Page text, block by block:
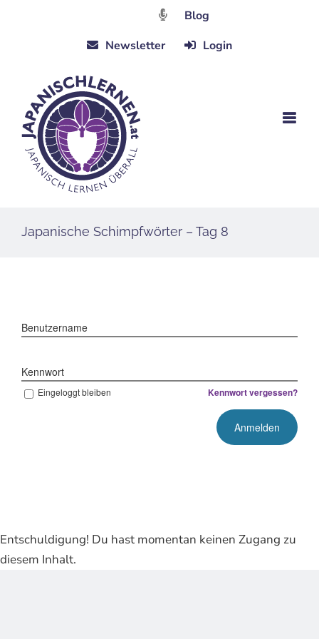
Blog
Newsletter
Login
Japanische Schimpfwörter – Tag 8
Benutzername
Kennwort
Eingeloggt bleiben Kennwort vergessen?
Entschuldigung! Du hast momentan keinen Zugang zu
diesem Inhalt.